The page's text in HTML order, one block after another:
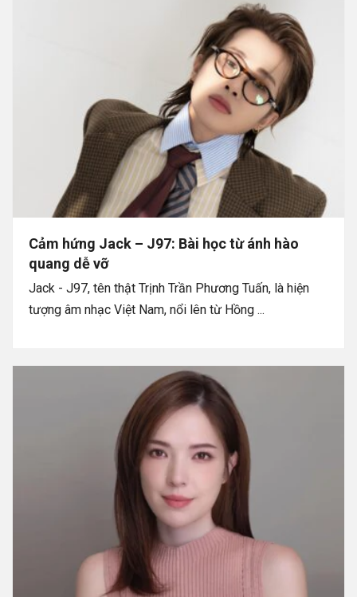
Cảm hứng Jack – J97: Bài học từ ánh hào
quang dễ vỡ
Jack - J97, tên thật Trịnh Trần Phương Tuấn, là hiện
tượng âm nhạc Việt Nam, nổi lên từ Hồng ...